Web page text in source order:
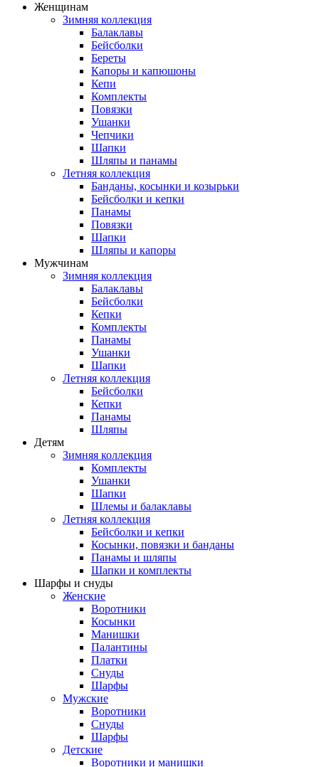
Женщинам
Зимняя коллекция
Балаклавы
Бейсболки
Береты
Капоры и капюшоны
Кепи
Комплекты
Повязки
Ушанки
Чепчики
Шапки
Шляпы и панамы
Летняя коллекция
Банданы, косынки и козырьки
Бейсболки и кепки
Панамы
Повязки
Шапки
Шляпы и капоры
Мужчинам
Зимняя коллекция
Балаклавы
Бейсболки
Кепки
Комплекты
Панамы
Ушанки
Шапки
Летняя коллекция
Бейсболки
Кепки
Панамы
Шляпы
Детям
Зимняя коллекция
Комплекты
Ушанки
Шапки
Шлемы и балаклавы
Летняя коллекция
Бейсболки и кепки
Косынки, повязки и банданы
Панамы и шляпы
Шапки и комплекты
Шарфы и снуды
Женские
Воротники
Косынки
Манишки
Палантины
Платки
Снуды
Шарфы
Мужские
Воротники
Снуды
Шарфы
Детские
Воротники и манишки